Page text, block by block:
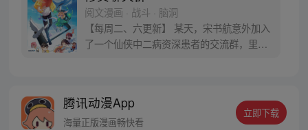
阅文漫画 · 战斗 · 脑洞
【每周二、六更新】 某天，宋书航意外加入
了一个仙侠中二病资深患者的交流群，里面
丹、闯秘境、炼功经验啥的。 突然有一天，
潜水良久的他发现……群里每一个群员竟然
腾讯动漫App
海量正版漫画畅快看
立即下载